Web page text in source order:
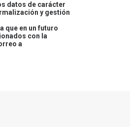
datos de carácter
y gestión
que en un futuro
con la
a